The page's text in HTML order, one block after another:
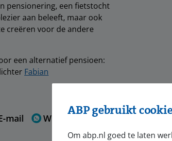
pensionering, een fietstocht
aan beleeft, maar ook
creëren voor de andere
een alternatief pensioen:
Fabian
mail WhatsApp
ABP gebruikt
Om abp.nl goed te laten